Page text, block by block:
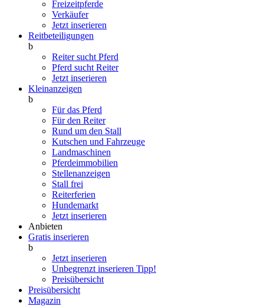
Freizeitpferde
Verkäufer
Jetzt inserieren
Reitbeteiligungen
b
Reiter sucht Pferd
Pferd sucht Reiter
Jetzt inserieren
Kleinanzeigen
b
Für das Pferd
Für den Reiter
Rund um den Stall
Kutschen und Fahrzeuge
Landmaschinen
Pferdeimmobilien
Stellenanzeigen
Stall frei
Reiterferien
Hundemarkt
Jetzt inserieren
Anbieten
Gratis inserieren
b
Jetzt inserieren
Unbegrenzt inserieren Tipp!
Preisübersicht
Preisübersicht
Magazin